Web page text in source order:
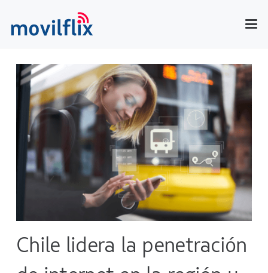
Chile lidera la penetración